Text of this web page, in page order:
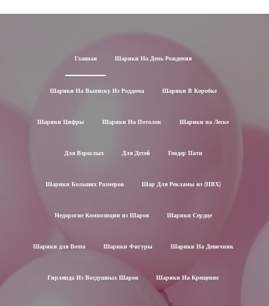
Главная Шарики На День Рождения
Шарики На Выписку Из Роддома Шарики В Коробке
Шарики Цифры Шарики На Потолок Шарики на Леске
Для Взрослых Для Детей Гендер Пати
Шарики Больших Размеров Шар Для Рекламы из (ПВХ)
Недорогие Композиции из Шаров Шарики Сердце
Шарики для Воssa Шарики Фигуры Шарики На Девичник
Гирлянда Из Воздушных Шаров Шарики На Крещение